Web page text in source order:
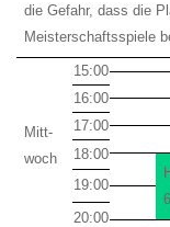
die Gefahr, dass die
Meisterschaftsspiele
Mitt-
woch
15:00
16:00
17:00
18:00
19:00
20:00